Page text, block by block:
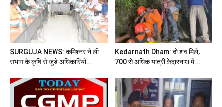
SURGUJA NEWS: कमिश्नर ने ली
संभाग के कृषि से जुड़े अधिकारियों...
Kedarnath Dham: दो शव मिले,
700 से अधिक यात्री केदारनाथ में...